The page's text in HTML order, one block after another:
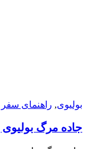
بولیوی, راهنمای سفر
جاده مرگ